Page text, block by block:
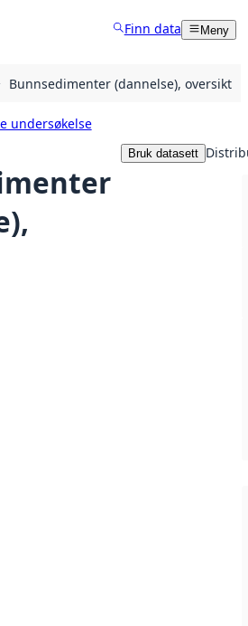
Finn data Meny
Bunnsedimenter (dannelse), oversikt
undersøkelse
Bruk datasett